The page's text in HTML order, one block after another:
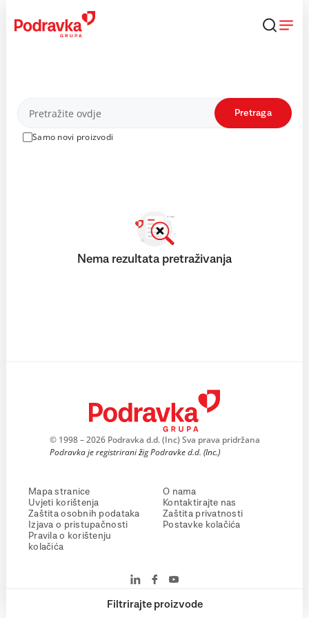
content
Proizvodi
Samo novi proizvodi
Pretraga
Filtrirajte proizvode
Nema rezultata pretraživanja
© 1998 – 2026 Podravka d.d. (Inc) Sva prava pridržana
Podravka je registrirani žig Podravke d.d. (Inc.)
Mapa stranice
Uvjeti korištenja
Zaštita osobnih podataka
Izjava o pristupačnosti
Pravila o korištenju
kolačića
O nama
Kontaktirajte nas
Zaštita privatnosti
Postavke kolačića